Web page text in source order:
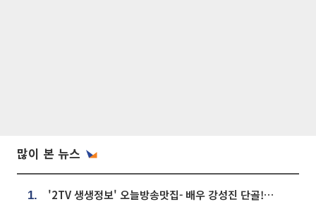
많이 본 뉴스
1. '2TV 생생정보' 오늘방송맛집- 배우 강성진 단골! 쌀국수ㆍ푸팟퐁 커리 맛집 '블○○○'